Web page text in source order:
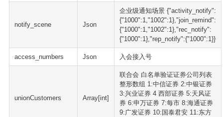
notify_scene Json
企业级通知场景 {"activity_notify":
{"1000":1,"1002":1},"join_remind":
{"1000":1,"1002":1},"rec_notify":
{"1000":1},"rep_notify":{"1000":1}}
access_numbers Json 入会接入号
unionCustomers Array[int]
联合会 白名单验证证券公司列表
整形数组 1:中信证券 2:中银证券
3:兴业证券 4 西部证券 5:天风证
券 6:申万证券 7:每市 8:海通证券
9:广发证券 10:国泰君安 11:东方